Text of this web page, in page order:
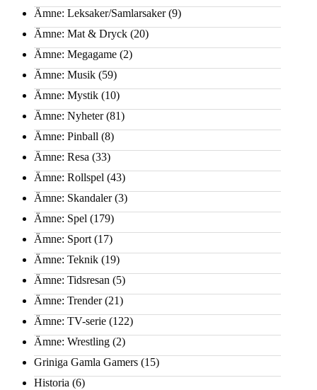
Ämne: Leksaker/Samlarsaker(9)
Ämne: Mat & Dryck (20)
Ämne: Megagame (2)
Ämne: Musik (59)
Ämne: Mystik (10)
Ämne: Nyheter(81)
Ämne: Pinball (8)
Ämne: Resa (33)
Ämne: Rollspel (43)
Ämne: Skandaler(3)
Ämne: Spel (179)
Ämne: Sport (17)
Ämne: Teknik (19)
Ämne: Tidsresan (5)
Ämne: Trender(21)
Ämne: TV-serie (122)
Ämne: Wrestling (2)
Griniga Gamla Gamers (15)
Historia (6)